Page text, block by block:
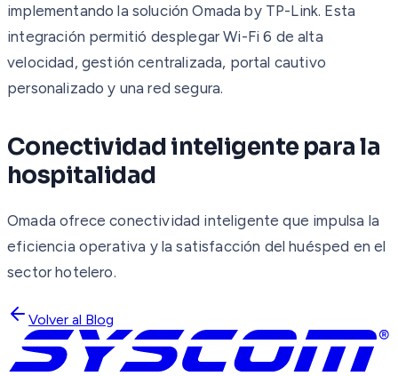
implementando la solución Omada by TP-Link. Esta
integración permitió desplegar Wi-Fi 6 de alta
velocidad, gestión centralizada, portal cautivo
personalizado y una red segura.
Conectividad inteligente para la
hospitalidad
Omada ofrece conectividad inteligente que impulsa la
eficiencia operativa y la satisfacción del huésped en el
sector hotelero.
Volver al Blog